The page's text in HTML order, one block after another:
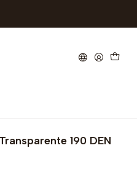
190 DEN